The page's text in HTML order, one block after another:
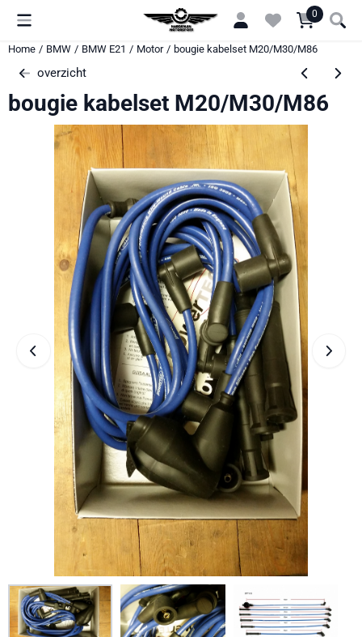
Cookievoorkeuren zijn momenteel gesloten. 0
Home / BMW / BMW E21 / Motor / bougie kabelset M20/M30/M86
overzicht
bougie kabelset M20/M30/M86